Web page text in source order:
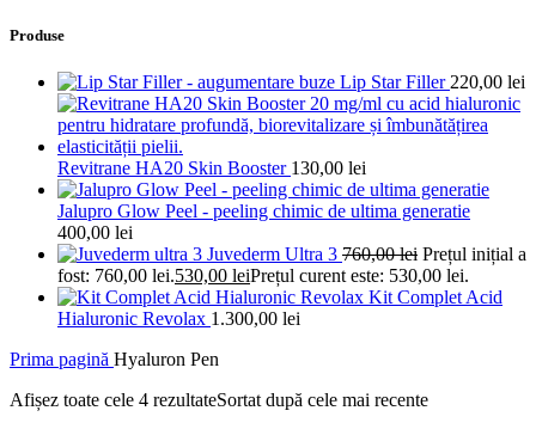
Produse
Lip Star Filler 220,00 lei
Revitrane HA20 Skin Booster 130,00 lei
Jalupro Glow Peel - peeling chimic de ultima generatie
400,00 lei
Juvederm Ultra 3 760,00lei Prețul inițial a
fost: 760,00 lei.530,00 leiPrețul curent este: 530,00 lei.
Kit Complet Acid
Hialuronic Revolax 1.300,00 lei
Prima pagină Hyaluron Pen
Afișez toate cele 4 rezultateSortat după cele mai recente